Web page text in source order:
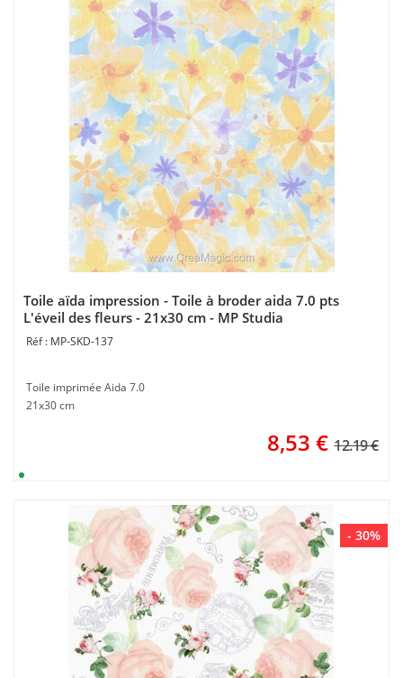
Toile aïda impression - Toile à broder aida 7.0 pts
L'éveil des fleurs - 21x30 cm - MP Studia
MP-SKD-137
Toile imprimée Aida 7.0
21x30 cm
8,53 € 12.19 €
- 30%